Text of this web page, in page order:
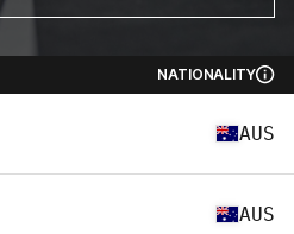
NATIONALITY
AUS
AUS